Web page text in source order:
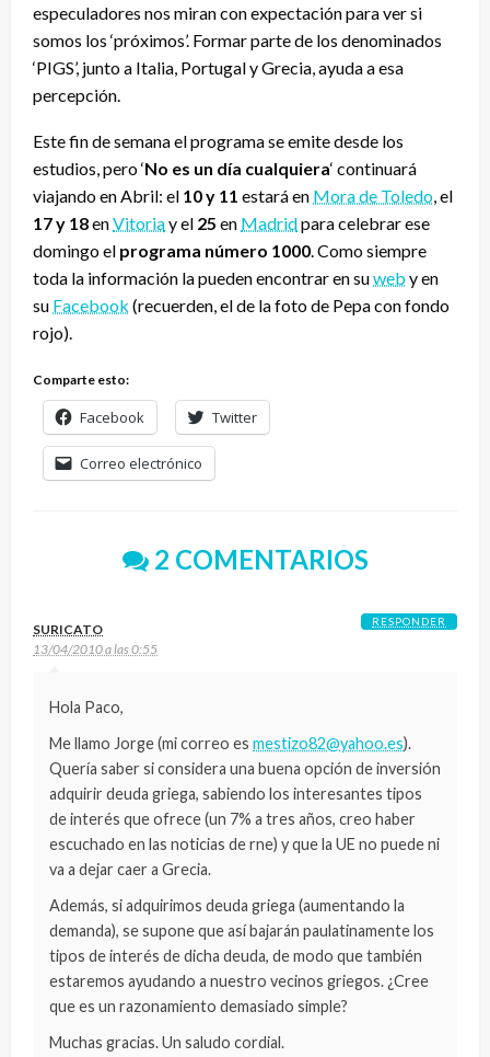
especuladores nos miran con expectación para ver si
somos los ‘próximos’. Formar parte de los denominados
‘PIGS’, junto a Italia, Portugal y Grecia, ayuda a esa
percepción.
Este fin de semana el programa se emite desde los
estudios, pero ‘No es un día cualquiera‘ continuará
viajando en Abril: el 10 y 11 estará en Mora de Toledo, el
17 y 18enVitoriay el 25 en Madridpara celebrar ese
domingo el programa número 1000. Como siempre
toda la información la pueden encontrar en suweb y en
su Facebook (recuerden, el de la foto de Pepa con fondo
rojo).
Comparte esto:
Facebook Twitter
Correo electrónico
2 COMENTARIOS
SURICATO
13/04/2010 a las 0:55
Hola Paco,
Me llamo Jorge (mi correo es mestizo82@yahoo.es).
Quería saber si considera una buena opción de inversión
adquirir deuda griega, sabiendo los interesantes tipos
de interés que ofrece (un 7% a tres años, creo haber
escuchado en las noticias de rne) y que la UE no puede ni
va a dejar caer a Grecia.
Además, si adquirimos deuda griega (aumentando la
demanda), se supone que así bajarán paulatinamente los
tipos de interés de dicha deuda, de modo que también
estaremos ayudando a nuestro vecinos griegos. ¿Cree
que es un razonamiento demasiado simple?
Muchas gracias. Un saludo cordial.
RESPONDER